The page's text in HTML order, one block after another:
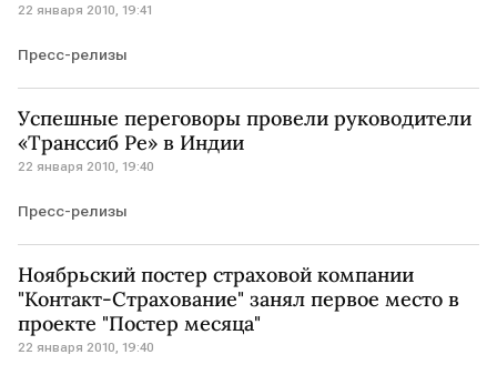
22 января 2010, 19:41
Пресс-релизы
Успешные переговоры провели руководители
«Транссиб Ре» в Индии
22 января 2010, 19:40
Пресс-релизы
Ноябрьский постер страховой компании
"Контакт-Страхование" занял первое место в
проекте "Постер месяца"
22 января 2010, 19:40